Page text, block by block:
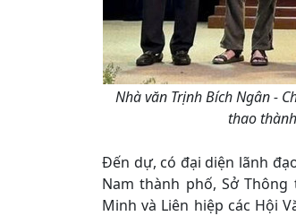
Nhà văn Trịnh Bích Ngân -
thao
Đến dự, có đại diện lãnh
Nam thành phố, Sở
Minh và Liên hiệp các Hội